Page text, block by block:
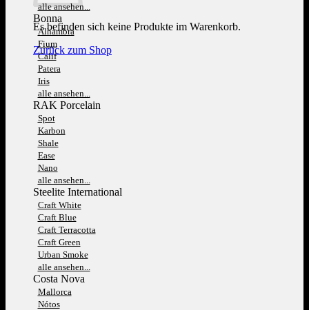
Es befinden sich keine Produkte im Warenkorb.
Zurück zum Shop
alle ansehen...
Bonna
Alhambra
Fium
Calif
Patera
Iris
alle ansehen...
RAK Porcelain
Spot
Karbon
Shale
Ease
Nano
alle ansehen...
Steelite International
Craft White
Craft Blue
Craft Terracotta
Craft Green
Urban Smoke
alle ansehen...
Costa Nova
Mallorca
Nótos